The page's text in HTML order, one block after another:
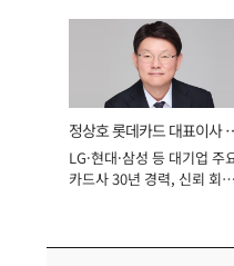
정상호 롯데카드 대표이사
장
LG·현대·삼성 등 대기업 주
카드사 30년 경력, 신뢰 회복